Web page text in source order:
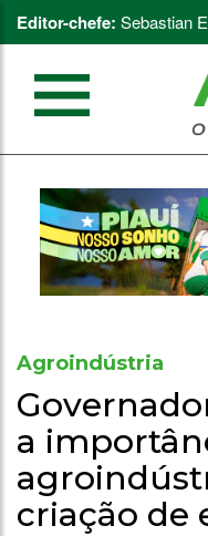
Editor-chefe: Sebastian
Agroindústria
a
criação de